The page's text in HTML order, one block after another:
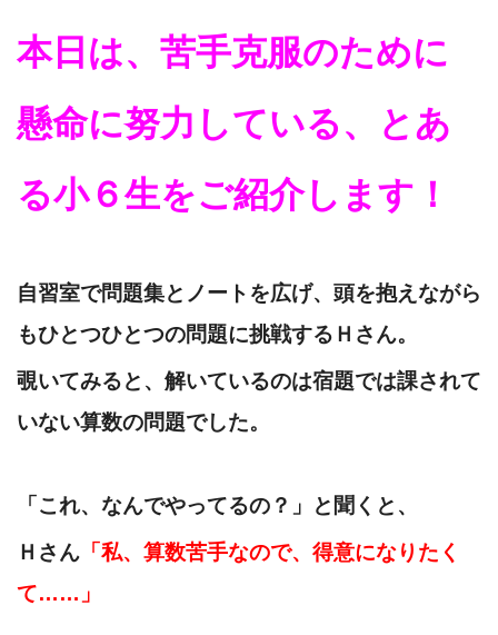
本日は、苦手克服のために
懸命に努力している、とあ
る小６生をご紹介します！
自習室で問題集とノートを広げ、頭を抱えながら
もひとつひとつの問題に挑戦するＨさん。
覗いてみると、解いているのは宿題では課されて
いない算数の問題でした。
「これ、なんでやってるの？」と聞くと、
Ｈさん 「私、算数苦手なので、得意になりたく
て……」